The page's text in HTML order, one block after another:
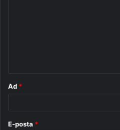
Ad *
E-posta *